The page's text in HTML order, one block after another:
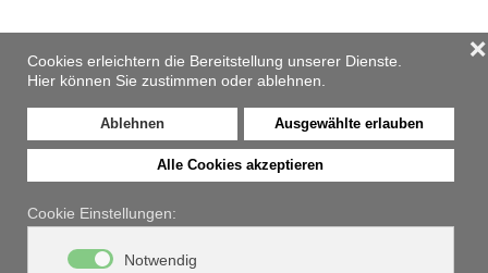
Cookies erleichtern die Bereitstellung unserer Dienste.
Hier können Sie zustimmen oder ablehnen.
Ablehnen Ausgewählte erlauben
Alle Cookies akzeptieren
❌
Cookie Einstellungen:
Notwendig
Zum Hauptinhalt springen
News